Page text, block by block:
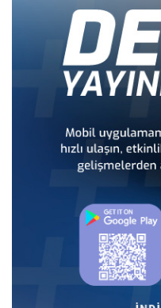
Türkiye - Fildişi Sahili
İş Konseyi